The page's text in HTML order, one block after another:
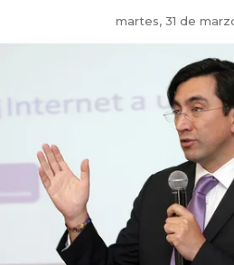
martes, 31 de